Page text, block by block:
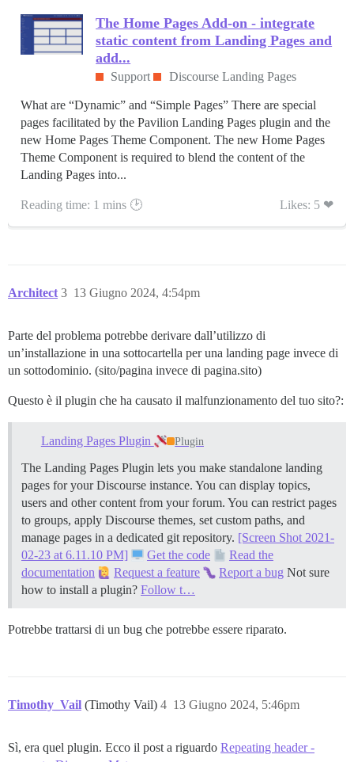
The Home Pages Add-on - integrate
static content from Landing Pages and
add...
Support Discourse Landing Pages
What are “Dynamic” and “Simple Pages” There are special
pages facilitated by the Pavilion Landing Pages plugin and the
new Home Pages Theme Component. The new Home Pages
Theme Component is required to blend the content of the
Landing Pages into...
Reading time: 1 mins 🕑 Likes: 5 ❤
Architect 13 Giugno 2024, 4:54pm
3
Parte del problema potrebbe derivare dall’utilizzo di
un’installazione in una sottocartella per una landing page invece di
un sottodominio. (sito/pagina invece di pagina.sito)
Questo è il plugin che ha causato il malfunzionamento del tuo sito?:
Landing Pages Plugin Plugin
The Landing Pages Plugin lets you make standalone landing
pages for your Discourse instance. You can display topics,
users and other content from your forum. You can restrict pages
to groups, apply Discourse themes, set custom paths, and
manage pages in a dedicated git repository. [Screen Shot 2021-
02-23 at 6.11.10 PM]
Get the code
Read the
documentation
Request a feature Report a bug Not sure
how to install a plugin? Follow t…
Potrebbe trattarsi di un bug che potrebbe essere riparato.
Timothy_Vail (Timothy Vail) 13 Giugno 2024, 5:46pm
4
Sì, era quel plugin. Ecco il post a riguardo Repeating header -